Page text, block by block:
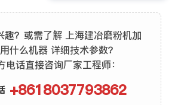
趣？或需了解 上海建冶磨粉机加
什么机器 详细技术参数？
电话直接咨询厂家工程师：
+8618037793862